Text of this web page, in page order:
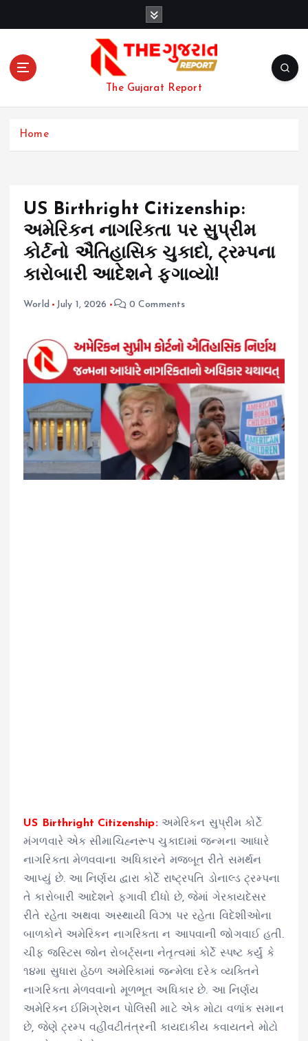
The Gujarat Report
Home
US Birthright Citizenship:
અમેરિકન નાગરિકતા પર સુપ્રીમ
કોર્ટનો ઐતિહાસિક ચુકાદો, ટ્રમ્પના
કારોબારી આદેશને ફગાવ્યો!
World July 1, 2026 0 Comments
US Birthright Citizenship:અમેરિકન સુપ્રીમ કોર્ટે
મંગળવારે એક સીમાચિહ્નરૂપ ચુકાદામાં જન્મના આધારે
નાગરિકતા મેળવવાના અધિકારને મજબૂત રીતે સમર્થન
આપ્યું છે. આ નિર્ણય દ્વારા કોર્ટે રાષ્ટ્રપતિ ડોનાલ્ડ ટ્રમ્પના
તે કારોબારી આદેશને ફગાવી દીધો છે, જેમાં ગેરકાયદેસર
રીતે રહેતા અથવા અસ્થાયી વિઝા પર રહેતા વિદેશીઓના
બાળકોને અમેરિકન નાગરિકતા ન આપવાની જોગવાઈ હતી.
ચીફ જસ્ટિસ જોન રોબર્ટ્સના નેતૃત્વમાં કોર્ટે સ્પષ્ટ કર્યું કે
૧૪મા સુધારા હેઠળ અમેરિકામાં જન્મેલા દરેક વ્યક્તિને
નાગરિકતા મેળવવાનો મૂળભૂત અધિકાર છે. આ નિર્ણય
અમેરિકન ઈમિગ્રેશન પોલિસી માટે એક મોટા વળાંક સમાન
છે, જેણે ટ્રમ્પ વહીવટીતંત્રની કાયદાકીય કવાયતને મોટો